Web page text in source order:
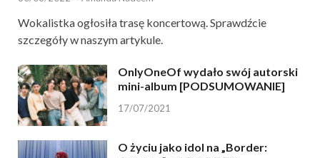
Wokalistka ogłosiła trasę koncertową. Sprawdźcie
szczegóły w naszym artykule.
OnlyOneOf wydało swój autorski
mini-album [PODSUMOWANIE]
17/07/2021
O życiu jako idol na „Border: